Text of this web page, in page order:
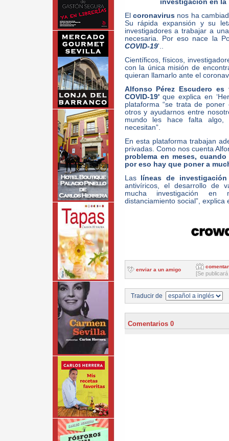
investigación en
El coronavirusnos ha
Su rápida expansión y su
investigadores a trabajar a
necesaria. Por eso nace la
COVID-19'..
Científicos, físicos,
con la única misión de
quieran llamarlo ante el
Alfonso Pérez Escudero
COVID-19'que explica en
plataforma “se trata de
otros y ayudarnos entre
mundo les hace falta algo,
necesitan”.
En esta plataforma trabajan
privadas. Como nos cuenta
problema en meses,
por eso hay que poner a
Las
líneas de investigación
antivíricos, el desarrollo de
mucha investigación en
distanciamiento social”, explica
enviar a un amigo
comentar
[Se
Traducir de
Comentarios 0